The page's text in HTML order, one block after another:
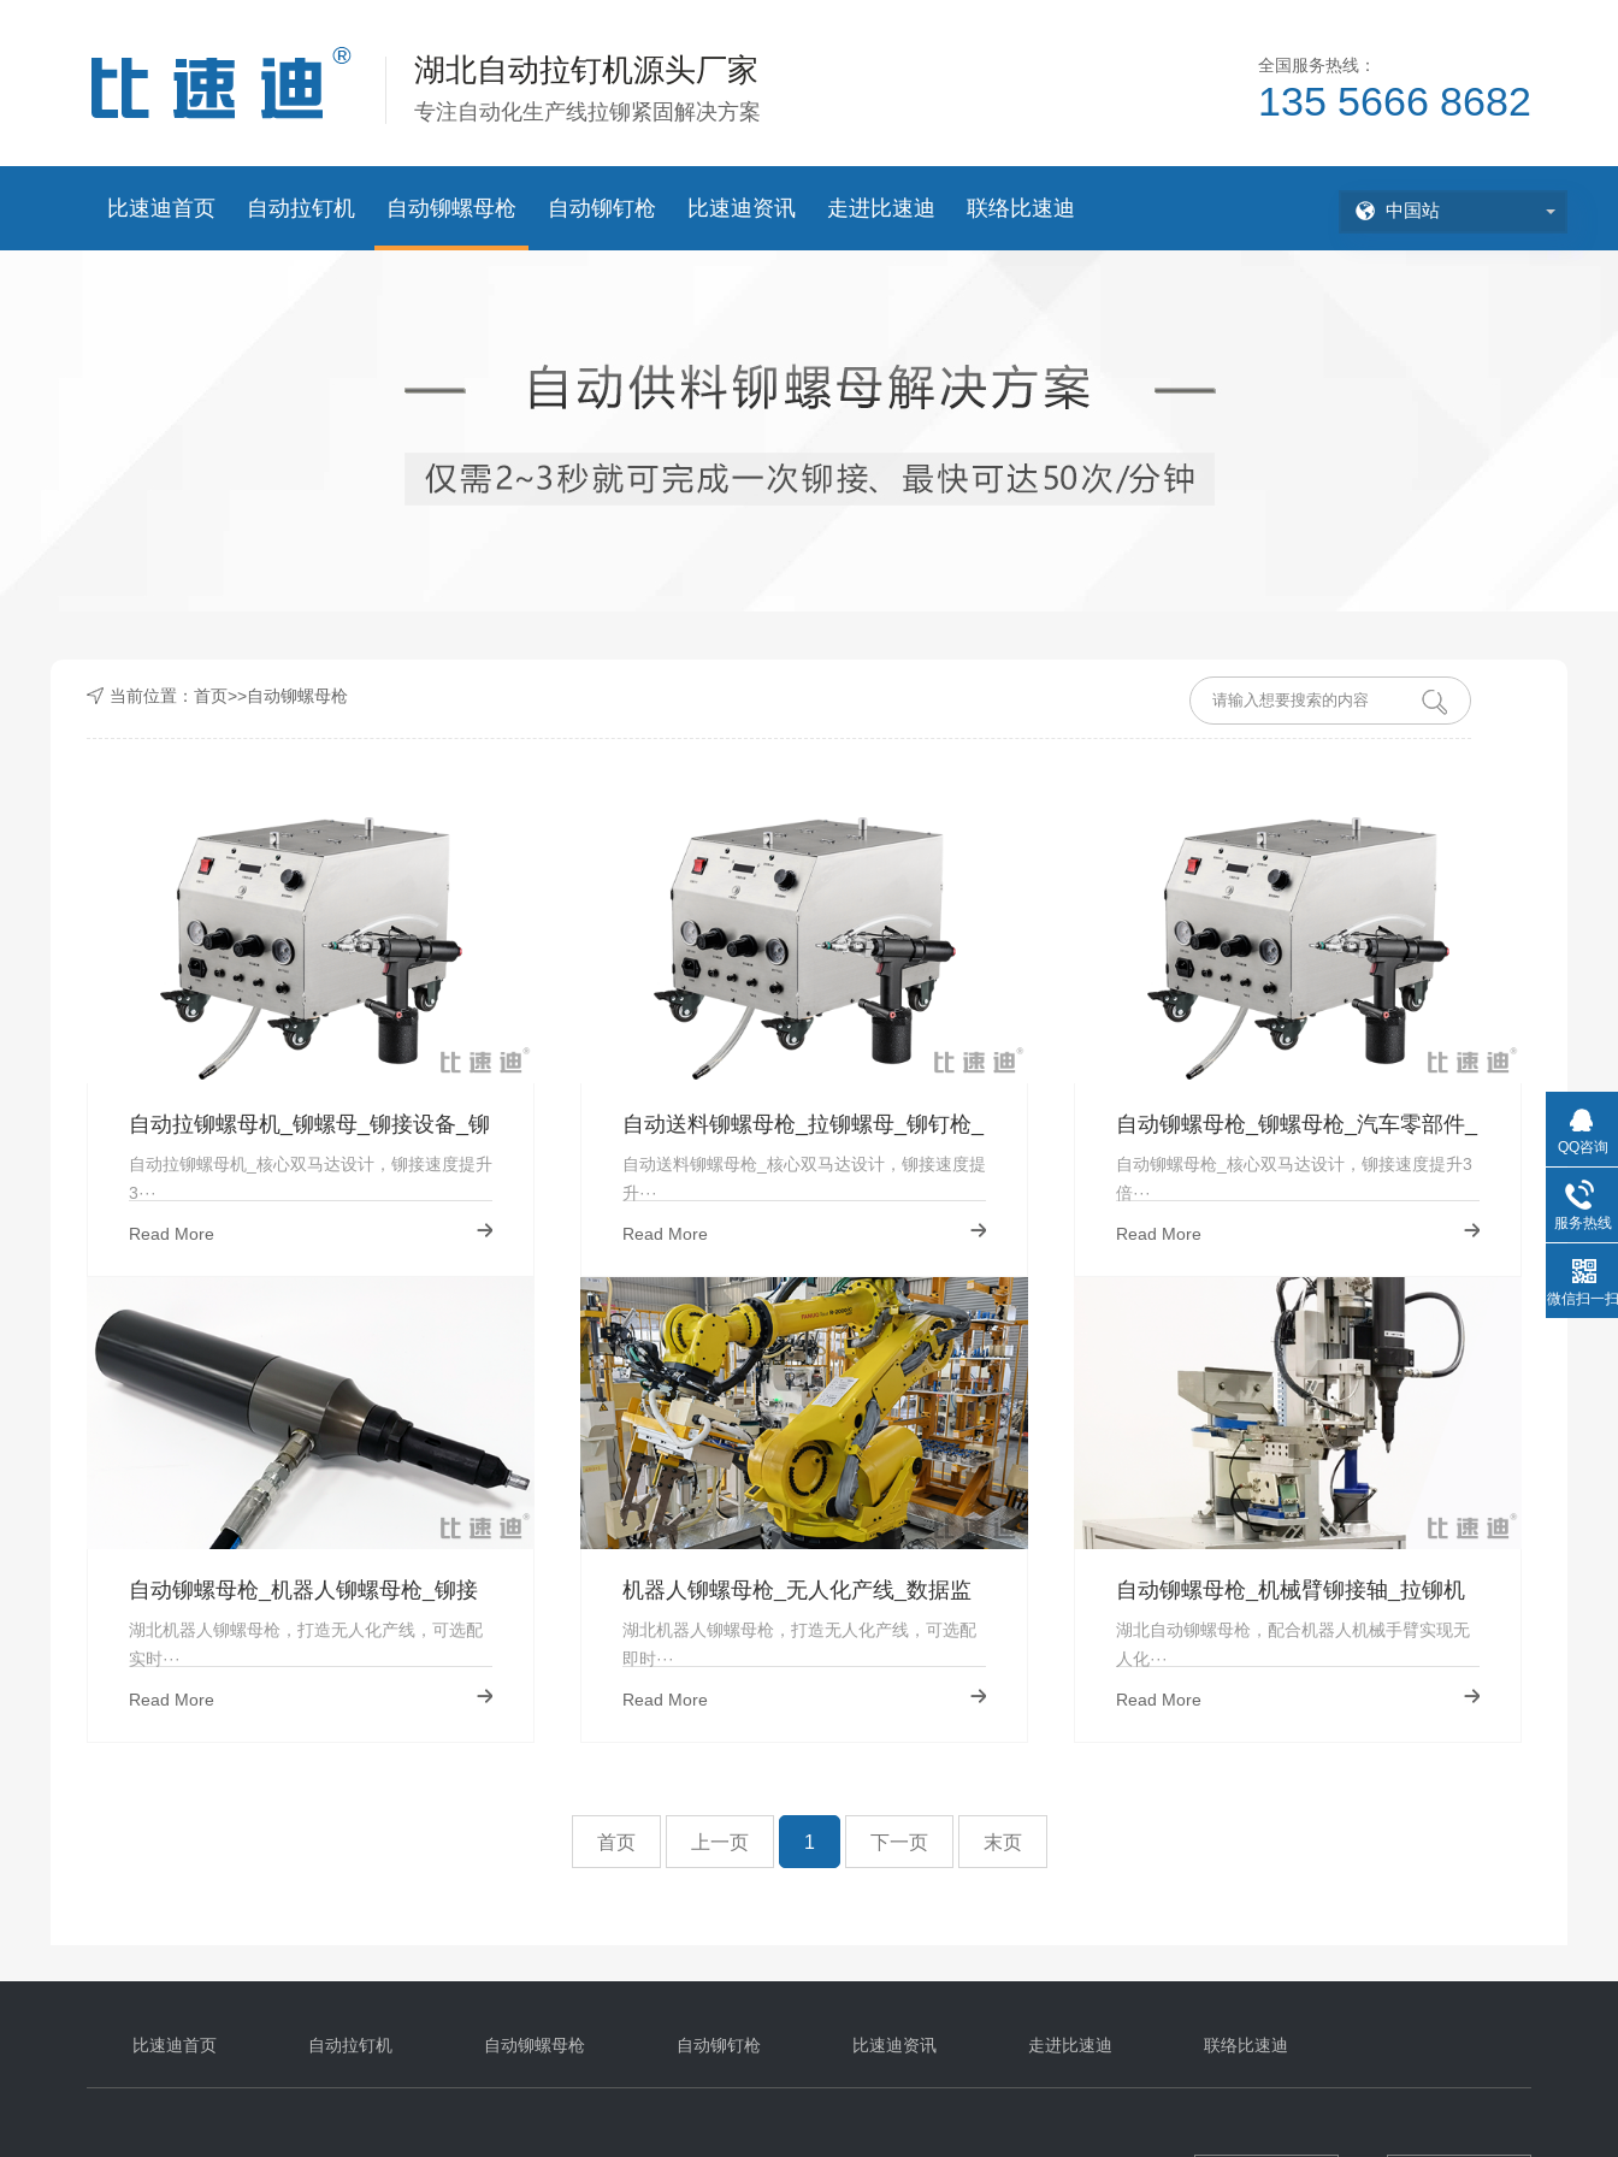
湖北自动拉钉机源头厂家
专注自动化生产线拉铆紧固解决方案
全国服务热线：
135 5666 8682
比速迪首页 自动拉钉机 自动铆螺母枪 自动铆钉枪 比速迪资讯 走进比速迪 联络比速迪 中国站
当前位置： 首页>>自动铆螺母枪
自动拉铆螺母机_铆螺母_铆接设备_铆
螺母枪
自动拉铆螺母机_核心双马达设计，铆接速度提升
3···
Read More
自动送料铆螺母枪_拉铆螺母_铆钉枪_
厂家直销
自动送料铆螺母枪_核心双马达设计，铆接速度提
升···
Read More
自动铆螺母枪_铆螺母枪_汽车零部件_
实力厂家-湖北
自动铆螺母枪_核心双马达设计，铆接速度提升3
倍···
Read More
自动铆螺母枪_机器人铆螺母枪_铆接
轴_外挂式
湖北机器人铆螺母枪，打造无人化产线，可选配
实时···
Read More
机器人铆螺母枪_无人化产线_数据监
控_储存报警
湖北机器人铆螺母枪，打造无人化产线，可选配
即时···
Read More
自动铆螺母枪_机械臂铆接轴_拉铆机
湖北自动铆螺母枪，配合机器人机械手臂实现无
人化···
Read More
首页 上一页 1 下一页 末页
比速迪首页 自动拉钉机 自动铆螺母枪 自动铆钉枪 比速迪资讯 走进比速迪 联络比速迪
QQ咨询
服务热线
微信扫一扫